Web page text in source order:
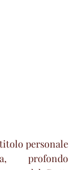
personale
profondo